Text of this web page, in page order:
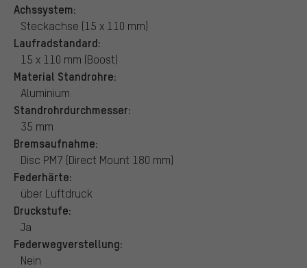
Achssystem:
Steckachse (15 x 110 mm)
Laufradstandard:
15 x 110 mm (Boost)
Material Standrohre:
Aluminium
Standrohrdurchmesser:
35 mm
Bremsaufnahme:
Disc PM7 (Direct Mount 180 mm)
Federhärte:
über Luftdruck
Druckstufe:
Ja
Federwegverstellung:
Nein